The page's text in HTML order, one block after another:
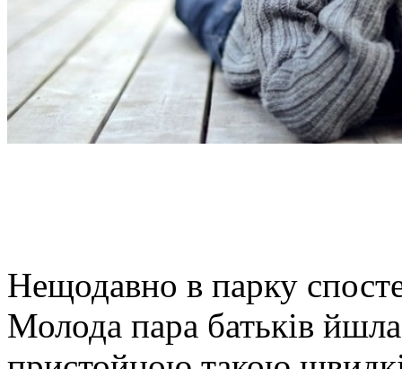
Нещодавно в парку
Молода пара батьків